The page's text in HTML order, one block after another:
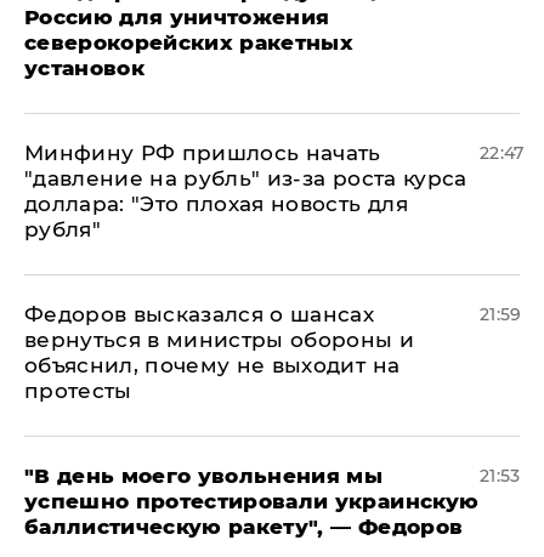
Россию для уничтожения
северокорейских ракетных
установок
Минфину РФ пришлось начать
"давление на рубль" из-за роста курса
доллара: "Это плохая новость для
рубля"
22:47
Федоров высказался о шансах
вернуться в министры обороны и
объяснил, почему не выходит на
протесты
21:59
​"В день моего увольнения мы
успешно протестировали украинскую
баллистическую ракету", — Федоров
21:53